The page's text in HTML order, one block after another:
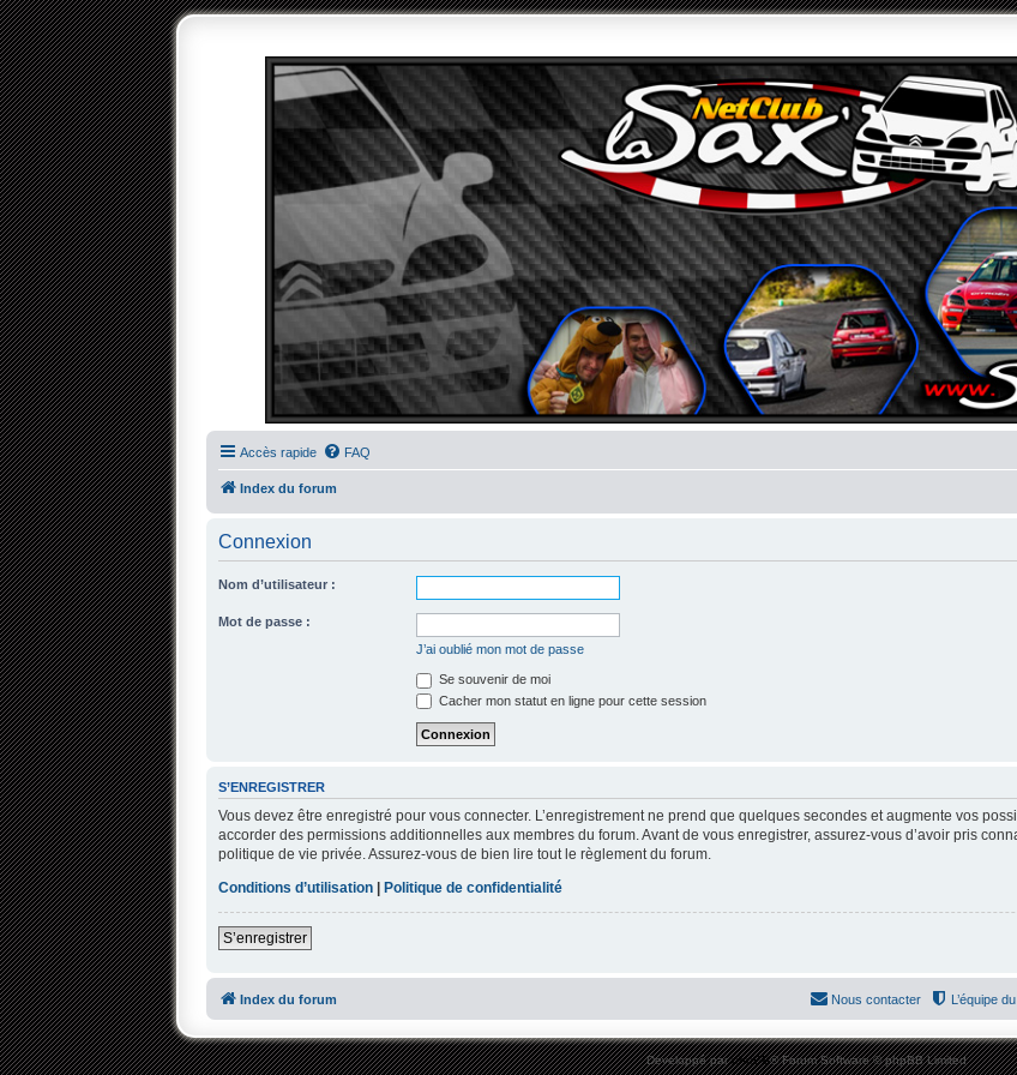
Accès rapide FAQ
Index du forum
Connexion
Nom d’utilisateur :
Mot de passe :
J’ai oublié mon mot de passe
Se souvenir de moi
Cacher mon statut en ligne pour cette session
S’ENREGISTRER
Vous devez être enregistré pour vous connecter. L’enregistrement ne prend que quelques secondes et augmente vos
accorder des permissions additionnelles aux membres du forum. Avant de vous enregistrer, assurez-vous d’avoir pris
politique de vie privée. Assurez-vous de bien lire tout le règlement du forum.
Conditions d’utilisation | Politique de confidentialité
S’enregistrer
Index du forum L’équipe
Nous contacter
Développé parphpBB® Forum Software © phpBB Limited